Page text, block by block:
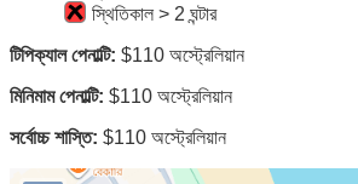
স্থিতিকাল > 2 ঘন্টার
টিপিক্যাল পেনাল্টি: $110 অস্ট্রেলিয়ান
মিনিমাম পেনাল্টি: $110 অস্ট্রেলিয়ান
সর্বোচ্চ শাস্তি: $110 অস্ট্রেলিয়ান